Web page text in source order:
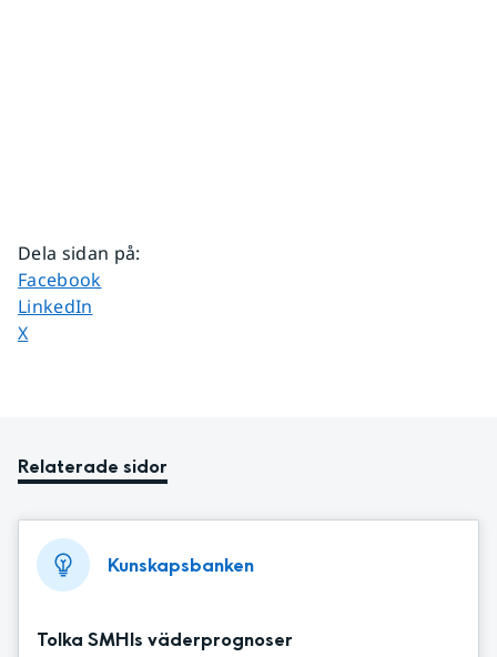
Dela sidan på:
Dela sidan på
Facebook
Dela sidan på
LinkedIn
Dela sidan på
X
Relaterade sidor
Kunskapsbanken
Tolka SMHIs väderprognoser